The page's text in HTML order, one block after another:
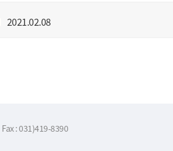
2021.02.08
Fax : 031)419-8390